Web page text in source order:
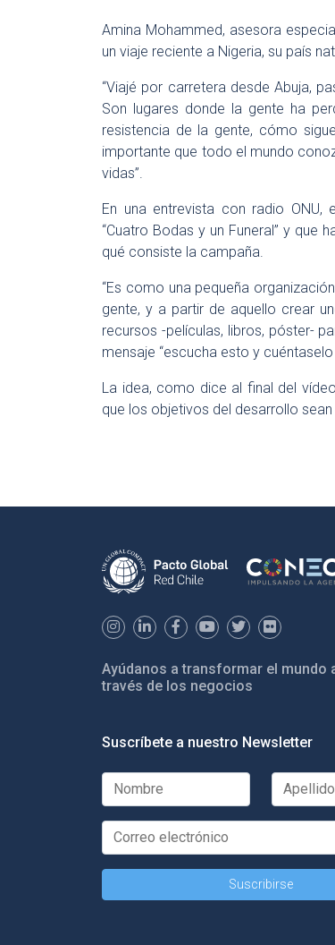
Amina Mohammed, asesora
un viaje reciente a Nigeria, su país
“Viajé por carretera desde Abuja,
Son lugares donde la gente ha
resistencia de la gente, cómo
importante que todo el mundo
vidas”.
En una entrevista con radio
“Cuatro Bodas y un Funeral” y que
qué consiste la campaña.
“Es como una pequeña
gente, y a partir de aquello crear
recursos -películas, libros, póster-
mensaje “escucha esto y
La idea, como dice al final del
que los objetivos del desarrollo
Ayúdanos a transformar el mundo
través de los negocios
Suscríbete a nuestro Newsletter